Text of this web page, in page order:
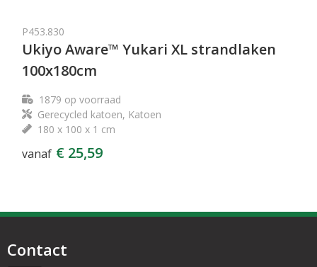
P453.830
Ukiyo Aware™ Yukari XL strandlaken
100x180cm
1879 op voorraad
Gerecycled katoen, Katoen
180 x 100 x 1 cm
vanaf € 25,59
Contact